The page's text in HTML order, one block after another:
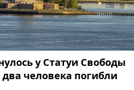
у Статуи Свободы
человека погибли